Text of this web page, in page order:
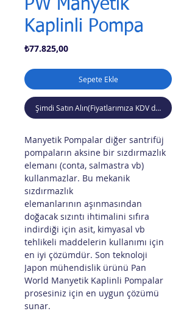
PW Manyetik
Kaplinli Pompa
₺77.825,00Fiyat
Sepete Ekle
Şimdi Satın Alın(Fiyatlarımıza KDV dahil değildir)
Manyetik Pompalar diğer santrifüj
pompaların aksine bir sızdırmazlık
elemanı (conta, salmastra vb)
kullanmazlar. Bu mekanik
sızdırmazlık
elemanlarının aşınmasından
doğacak sızıntı ihtimalini sıfıra
indirdiği için asit, kimyasal vb
tehlikeli maddelerin kullanımı için
en iyi çözümdür. Son teknoloji
Japon mühendislik ürünü Pan
World Manyetik Kaplinli Pompalar
prosesiniz için en uygun çözümü
sunar.